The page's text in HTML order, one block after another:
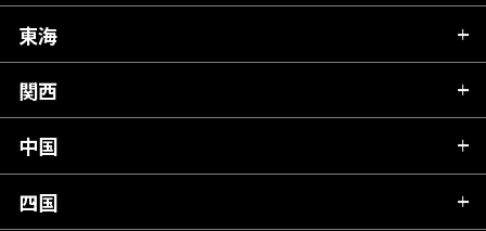
秋田県
岩手県
宮城県
福島県
栃木県
群馬県
千葉県
新潟県
富山県
石川県
東海
岐阜県
静岡県
愛知県
関西
滋賀県
京都府
中国
広島県
四国